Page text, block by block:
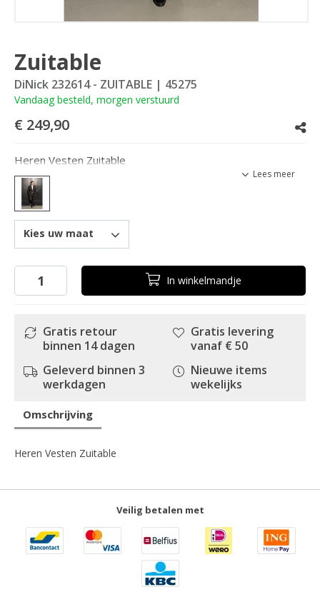
Zuitable
DiNick 232614 - ZUITABLE | 45275
Vandaag besteld, morgen verstuurd
€ 249,90
Heren Vesten Zuitable
Lees meer
Kies uw maat
In winkelmandje
Gratis retour
binnen 14 dagen
Geleverd binnen 3
werkdagen
Gratis levering
vanaf € 50
Nieuwe items
wekelijks
Omschrijving
Heren Vesten Zuitable
Veilig betalen met